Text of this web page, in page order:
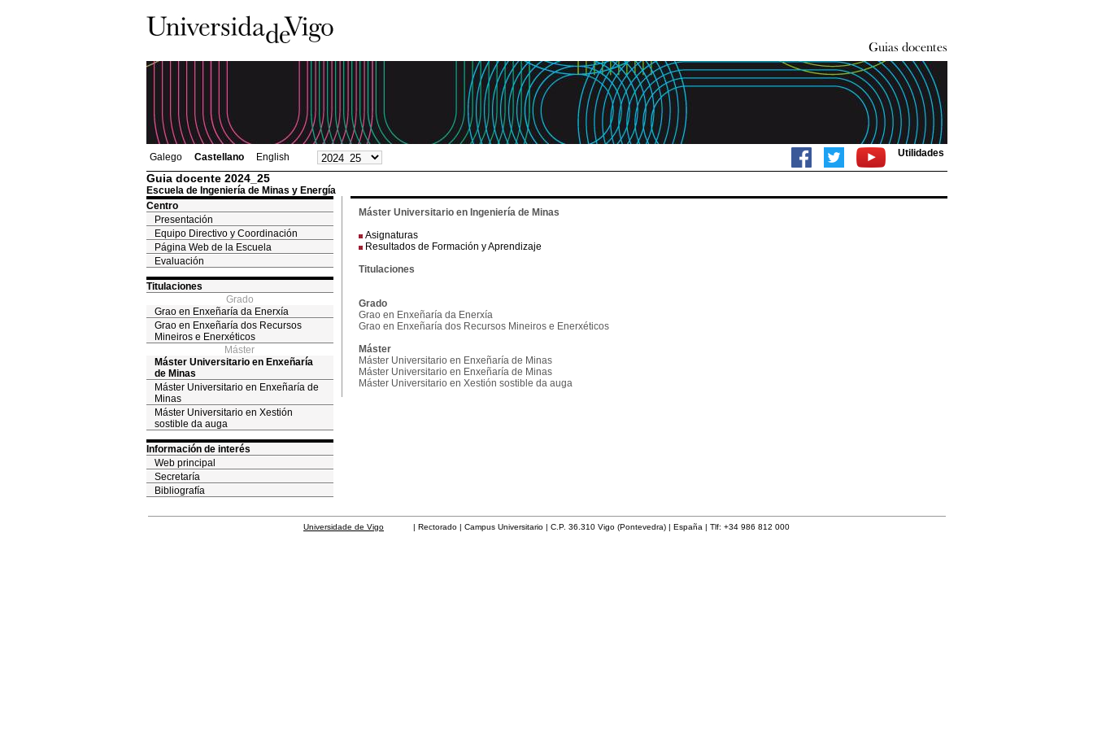
Galego Castellano English Utilidades
Guia docente 2024_25
Escuela de Ingeniería de Minas y Energía
Centro
Presentación
Equipo Directivo y Coordinación
Página Web de la Escuela
Evaluación
Titulaciones
Grado
Grao en Enxeñaría da Enerxía
Grao en Enxeñaría dos Recursos
Mineiros e Enerxéticos
Máster
Máster Universitario en Enxeñaría
de Minas
Máster Universitario en Enxeñaría de
Minas
Máster Universitario en Xestión
sostible da auga
Información de interés
Web principal
Secretaría
Bibliografía
Máster Universitario en Ingeniería de Minas
Asignaturas
Resultados de Formación y Aprendizaje
Titulaciones
Grado
Grao en Enxeñaría da Enerxía
Grao en Enxeñaría dos Recursos Mineiros e Enerxéticos
Máster
Máster Universitario en Enxeñaría de Minas
Máster Universitario en Enxeñaría de Minas
Máster Universitario en Xestión sostible da auga
Universidade de Vigo | Rectorado | Campus Universitario | C.P. 36.310 Vigo (Pontevedra) | España | Tlf: +34 986 812 000